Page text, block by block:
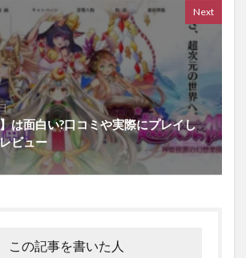
Next
は面白い?口コミや実際にプレイし
ビュー
この記事を書いた人